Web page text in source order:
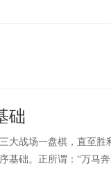
础
大战场一盘棋，直至胜
基础。正所谓：“万马